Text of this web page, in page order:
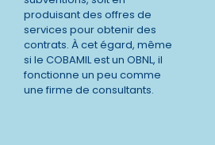
produisant des offres de
services pour obtenir des
contrats. À cet égard, même
si le COBAMIL est un OBNL, il
fonctionne un peu comme
une firme de consultants.